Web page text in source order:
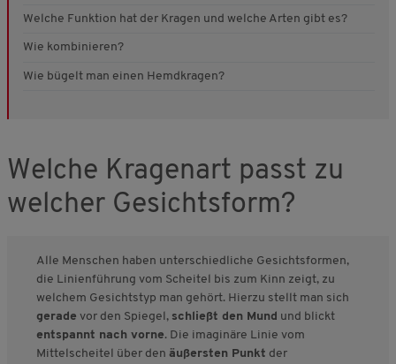
Welche Funktion hat der Kragen und welche Arten gibt es?
Wie kombinieren?
Wie bügelt man einen Hemdkragen?
Welche Kragenart passt zu
welcher Gesichtsform?
Alle Menschen haben unterschiedliche Gesichtsformen,
die Linienführung vom Scheitel bis zum Kinn zeigt, zu
welchem Gesichtstyp man gehört. Hierzu stellt man sich
gerade vor den Spiegel, schließt den Mund und blickt
entspannt nach vorne. Die imaginäre Linie vom
Mittelscheitel über denäußersten Punkt der